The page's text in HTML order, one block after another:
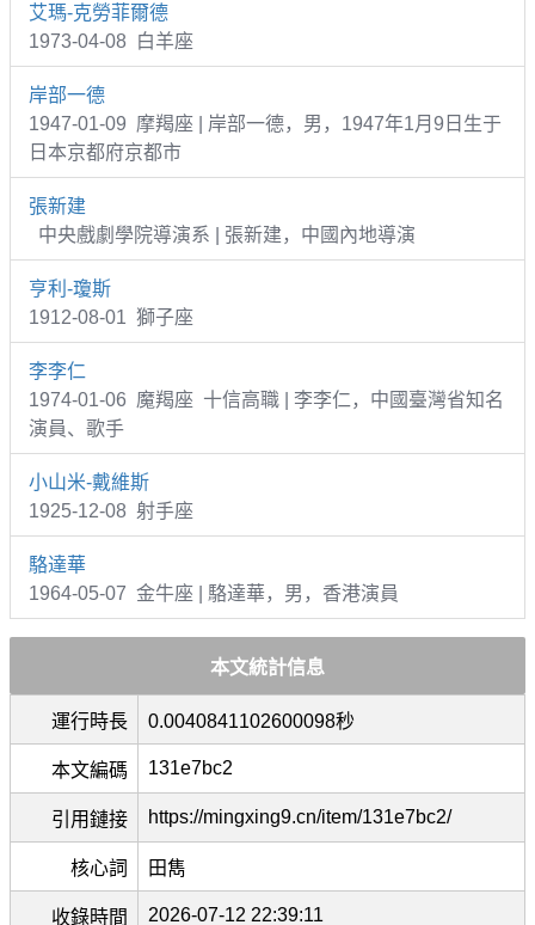
艾瑪-克勞菲爾德
1973-04-08 白羊座
岸部一德
1947-01-09 摩羯座 | 岸部一德，男，1947年1月9日生于
日本京都府京都市
張新建
中央戲劇學院導演系 | 張新建，中國內地導演
亨利-瓊斯
1912-08-01 獅子座
李李仁
1974-01-06 魔羯座 十信高職 | 李李仁，中國臺灣省知名
演員、歌手
小山米-戴維斯
1925-12-08 射手座
駱達華
1964-05-07 金牛座 | 駱達華，男，香港演員
本文統計信息
運行時長 0.0040841102600098秒
本文編碼 131e7bc2
引用鏈接 https://mingxing9.cn/item/131e7bc2/
核心詞 田雋
收錄時間 2026-07-12 22:39:11